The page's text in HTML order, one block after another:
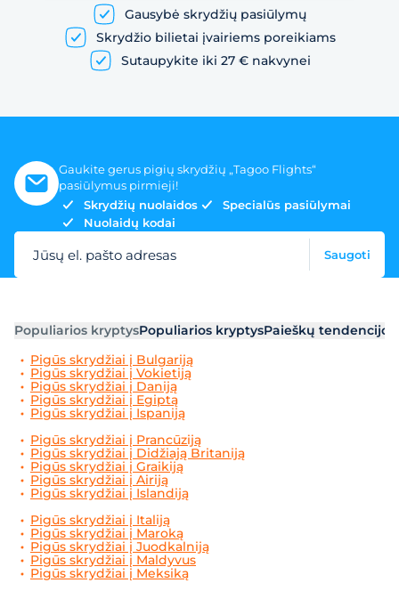
Gausybė skrydžių pasiūlymų
Skrydžio bilietai įvairiems poreikiams
Sutaupykite iki 27 € nakvynei
Gaukite gerus pigių skrydžių „Tagoo Flights“
pasiūlymus pirmieji!
Skrydžių nuolaidos
Specialūs pasiūlymai
Nuolaidų kodai
Jūsų el. pašto adresas Saugoti
Populiarios kryptysPopuliarios kryptysPaieškų tendencijos
Pigūs skrydžiai į Bulgariją
Pigūs skrydžiai į Vokietiją
Pigūs skrydžiai į Daniją
Pigūs skrydžiai į Egiptą
Pigūs skrydžiai į Ispaniją
Pigūs skrydžiai į Prancūziją
Pigūs skrydžiai į Didžiają Britaniją
Pigūs skrydžiai į Graikiją
Pigūs skrydžiai į Airiją
Pigūs skrydžiai į Islandiją
Pigūs skrydžiai į Italiją
Pigūs skrydžiai į Maroką
Pigūs skrydžiai į Juodkalniją
Pigūs skrydžiai į Maldyvus
Pigūs skrydžiai į Meksiką